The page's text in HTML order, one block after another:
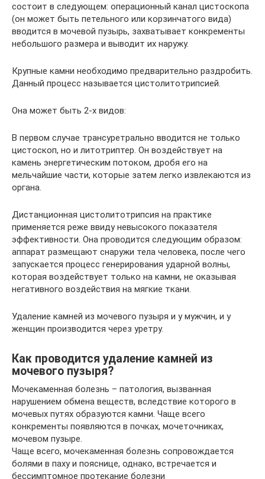
состоит в следующем: операционный канал цистоскопа
(он может быть петельного или корзинчатого вида)
вводится в мочевой пузырь, захватывает конкременты
небольшого размера и выводит их наружу.
Крупные камни необходимо предварительно раздробить.
Данный процесс называется цистолитотрипсией.
Она может быть 2-х видов:
В первом случае трансуретрально вводится не только
цистоскоп, но и литотриптер. Он воздействует на
камень энергетическим потоком, дробя его на
мельчайшие части, которые затем легко извлекаются из
органа.
Дистанционная цистолитотрипсия на практике
применяется реже ввиду невысокого показателя
эффективности. Она проводится следующим образом:
аппарат размещают снаружи тела человека, после чего
запускается процесс генерирования ударной волны,
которая воздействует только на камни, не оказывая
негативного воздействия на мягкие ткани.
Удаление камней из мочевого пузыря и у мужчин, и у
женщин производится через уретру.
Как проводится удаление камней из
мочевого пузыря?
Мочекаменная болезнь – патология, вызванная
нарушением обмена веществ, вследствие которого в
мочевых путях образуются камни. Чаще всего
конкременты появляются в почках, мочеточниках,
мочевом пузыре.
Чаще всего, мочекаменная болезнь сопровождается
болями в паху и пояснице, однако, встречается и
бессимптомное протекание болезни